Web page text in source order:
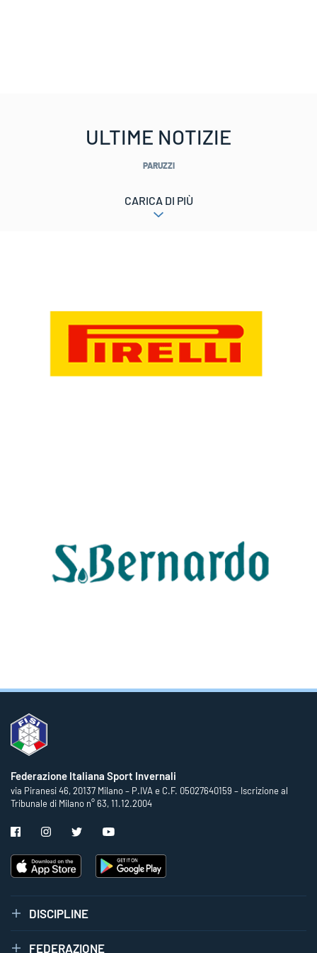
ULTIME NOTIZIE
PARUZZI
CARICA DI PIÙ
Federazione Italiana Sport Invernali
via Piranesi 46, 20137 Milano – P.IVA e C.F. 05027640159 – Iscrizione al
Tribunale di Milano n° 63, 11.12.2004
DISCIPLINE
FEDERAZIONE